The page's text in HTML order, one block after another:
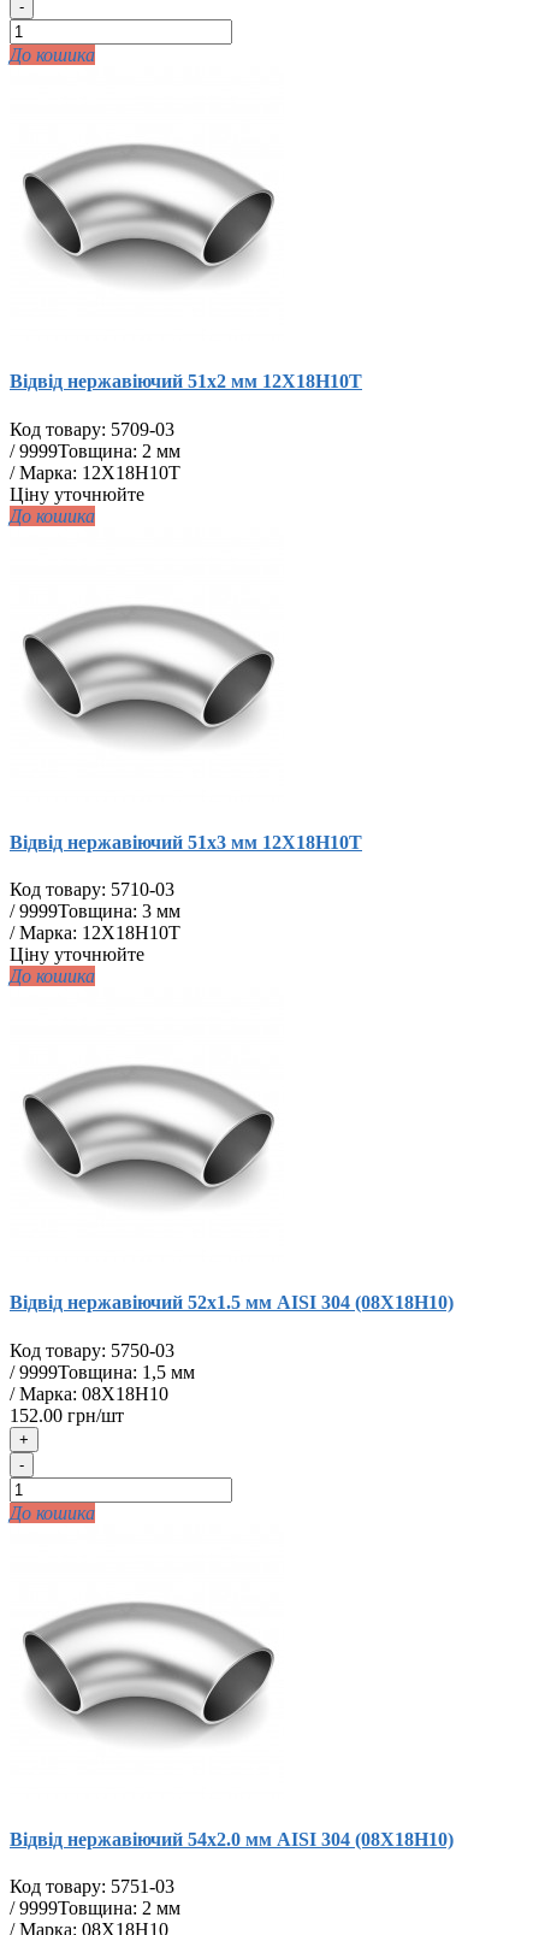
-
До кошика
Відвід нержавіючий 51х2 мм 12Х18Н10Т
Код товару: 5709-03
/9999Товщина: 2 мм
/ Марка: 12Х18Н10Т
Ціну уточнюйте
До кошика
Відвід нержавіючий 51х3 мм 12Х18Н10Т
Код товару: 5710-03
/9999Товщина: 3 мм
/ Марка: 12Х18Н10Т
Ціну уточнюйте
До кошика
Відвід нержавіючий 52х1.5 мм AISI 304 (08Х18Н10)
Код товару: 5750-03
/9999Товщина: 1,5 мм
/ Марка: 08Х18Н10
152.00 грн/шт
+
-
До кошика
Відвід нержавіючий 54х2.0 мм AISI 304 (08Х18Н10)
Код товару: 5751-03
/9999Товщина: 2 мм
/ Марка: 08Х18Н10